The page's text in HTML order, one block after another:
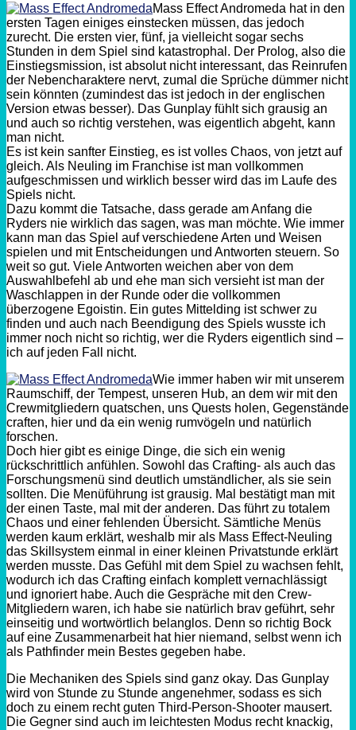
Mass Effect Andromeda hat in den
ersten Tagen einiges einstecken müssen, das jedoch
zurecht. Die ersten vier, fünf, ja vielleicht sogar sechs
Stunden in dem Spiel sind katastrophal. Der Prolog, also die
Einstiegsmission, ist absolut nicht interessant, das Reinrufen
der Nebencharaktere nervt, zumal die Sprüche dümmer nicht
sein könnten (zumindest das ist jedoch in der englischen
Version etwas besser). Das Gunplay fühlt sich grausig an
und auch so richtig verstehen, was eigentlich abgeht, kann
man nicht.
Es ist kein sanfter Einstieg, es ist volles Chaos, von jetzt auf
gleich. Als Neuling im Franchise ist man vollkommen
aufgeschmissen und wirklich besser wird das im Laufe des
Spiels nicht.
Dazu kommt die Tatsache, dass gerade am Anfang die
Ryders nie wirklich das sagen, was man möchte. Wie immer
kann man das Spiel auf verschiedene Arten und Weisen
spielen und mit Entscheidungen und Antworten steuern. So
weit so gut. Viele Antworten weichen aber von dem
Auswahlbefehl ab und ehe man sich versieht ist man der
Waschlappen in der Runde oder die vollkommen
überzogene Egoistin. Ein gutes Mittelding ist schwer zu
finden und auch nach Beendigung des Spiels wusste ich
immer noch nicht so richtig, wer die Ryders eigentlich sind –
ich auf jeden Fall nicht.
Wie immer haben wir mit unserem
Raumschiff, der Tempest, unseren Hub, an dem wir mit den
Crewmitgliedern quatschen, uns Quests holen, Gegenstände
craften, hier und da ein wenig rumvögeln und natürlich
forschen.
Doch hier gibt es einige Dinge, die sich ein wenig
rückschrittlich anfühlen. Sowohl das Crafting- als auch das
Forschungsmenü sind deutlich umständlicher, als sie sein
sollten. Die Menüführung ist grausig. Mal bestätigt man mit
der einen Taste, mal mit der anderen. Das führt zu totalem
Chaos und einer fehlenden Übersicht. Sämtliche Menüs
werden kaum erklärt, weshalb mir als Mass Effect-Neuling
das Skillsystem einmal in einer kleinen Privatstunde erklärt
werden musste. Das Gefühl mit dem Spiel zu wachsen fehlt,
wodurch ich das Crafting einfach komplett vernachlässigt
und ignoriert habe. Auch die Gespräche mit den Crew-
Mitgliedern waren, ich habe sie natürlich brav geführt, sehr
einseitig und wortwörtlich belanglos. Denn so richtig Bock
auf eine Zusammenarbeit hat hier niemand, selbst wenn ich
als Pathfinder mein Bestes gegeben habe.
Die Mechaniken des Spiels sind ganz okay. Das Gunplay
wird von Stunde zu Stunde angenehmer, sodass es sich
doch zu einem recht guten Third-Person-Shooter mausert.
Die Gegner sind auch im leichtesten Modus recht knackig,